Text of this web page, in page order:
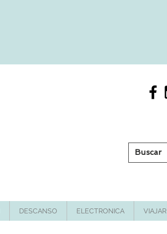
DESCANSO ELECTRONICA VIAJAR